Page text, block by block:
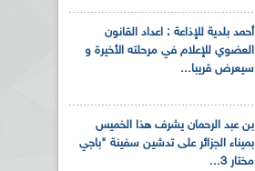
أحمد بلدية للإذاعة : اعداد القانون
العضوي للإعلام في مرحلته الأخيرة و
سيعرض قريبا...
بن عبد الرحمان يشرف هذا الخميس
بميناء الجزائر على تدشين سفينة "باجي
مختار 3...